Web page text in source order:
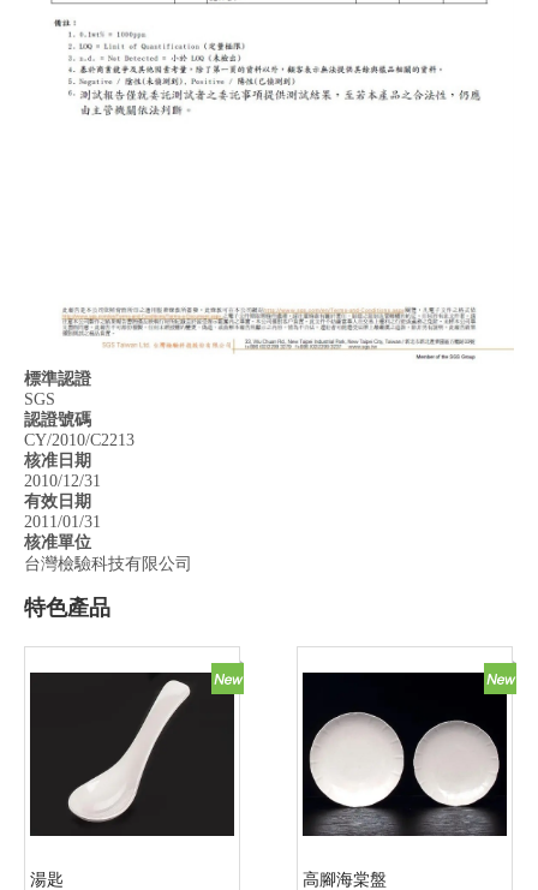
標準認證
SGS
認證號碼
CY/2010/C2213
核准日期
2010/12/31
有效日期
2011/01/31
核准單位
台灣檢驗科技有限公司
特色產品
湯匙 高腳海棠盤